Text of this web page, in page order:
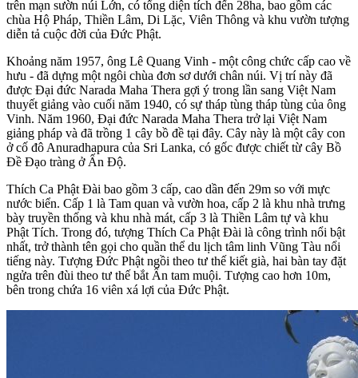
trên mạn sườn núi Lớn, có tổng diện tích đến 28ha, bao gồm các
chùa Hộ Pháp, Thiền Lâm, Di Lặc, Viên Thông và khu vườn tượng
diễn tả cuộc đời của Đức Phật.
Khoảng năm 1957, ông Lê Quang Vinh - một công chức cấp cao về
hưu - đã dựng một ngôi chùa đơn sơ dưới chân núi. Vị trí này đã
được Đại đức Narada Maha Thera gợi ý trong lần sang Việt Nam
thuyết giảng vào cuối năm 1940, có sự tháp tùng tháp tùng của ông
Vinh. Năm 1960, Đại đức Narada Maha Thera trở lại Việt Nam
giảng pháp và đã trồng 1 cây bồ đề tại đây. Cây này là một cây con
ở cố đô Anuradhapura của Sri Lanka, có gốc được chiết từ cây Bồ
Đề Đạo tràng ở Ấn Độ.
Thích Ca Phật Đài bao gồm 3 cấp, cao dần đến 29m so với mực
nước biển. Cấp 1 là Tam quan và vườn hoa, cấp 2 là khu nhà trưng
bày truyền thống và khu nhà mát, cấp 3 là Thiền Lâm tự và khu
Phật Tích. Trong đó, tượng Thích Ca Phật Đài là công trình nổi bật
nhất, trở thành tên gọi cho quần thể du lịch tâm linh Vũng Tàu nổi
tiếng này. Tượng Đức Phật ngồi theo tư thế kiết già, hai bàn tay đặt
ngửa trên đùi theo tư thế bắt Ấn tam muội. Tượng cao hơn 10m,
bên trong chứa 16 viên xá lợi của Đức Phật.